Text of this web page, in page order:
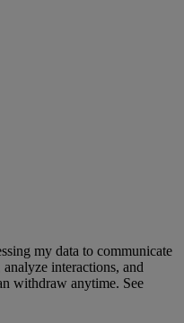
my data to communicate
interactions, and
withdraw anytime. See